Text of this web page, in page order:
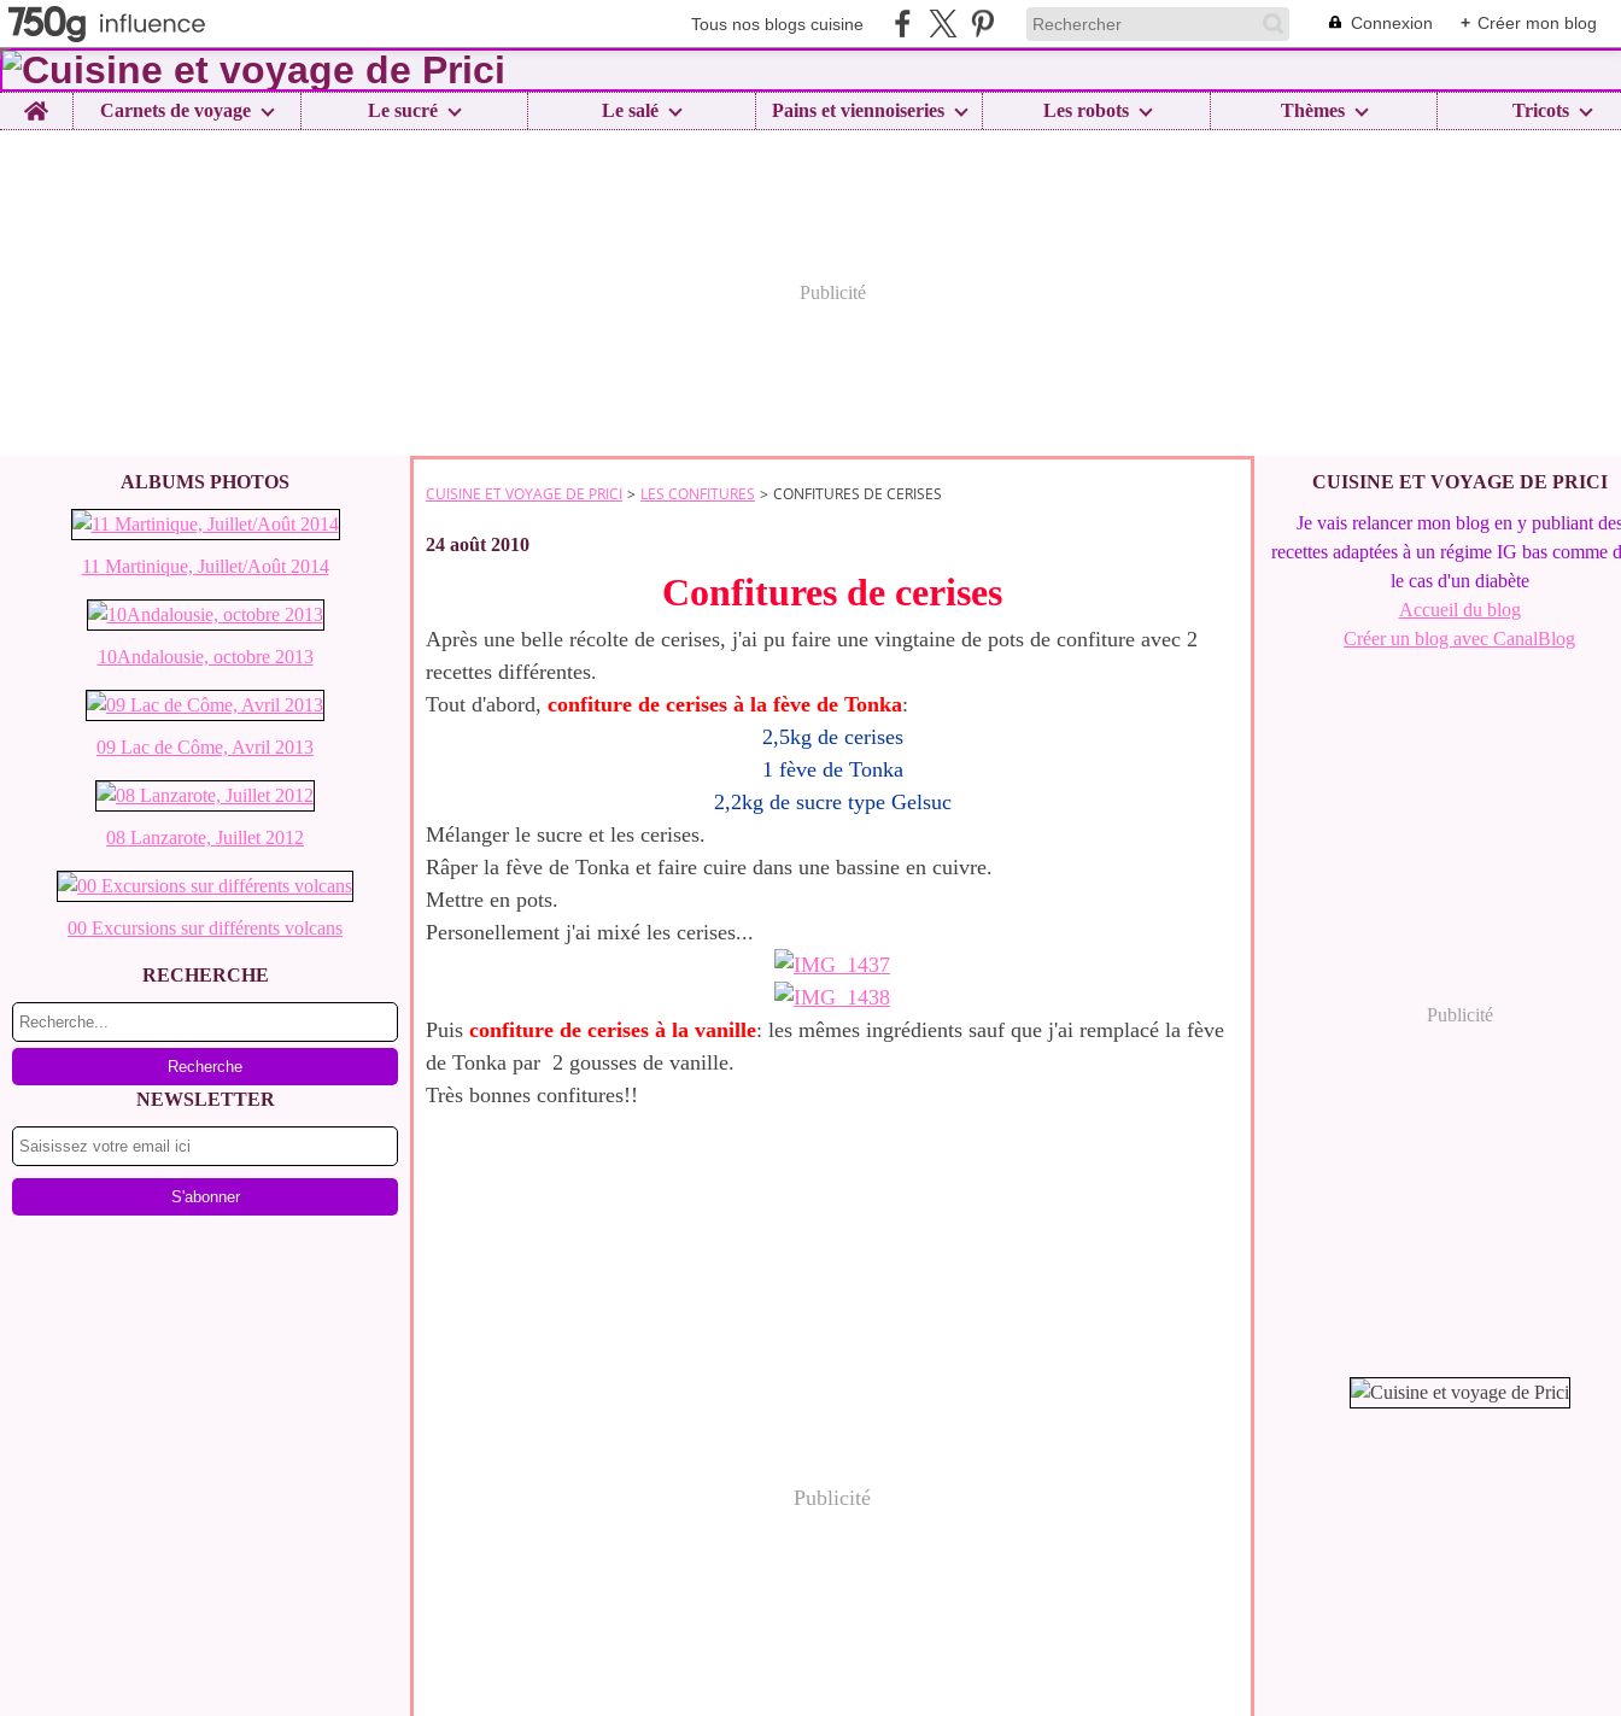
Tous nos blogs cuisine Connexion + Créer mon blog
Home Carnets de voyage Le sucré Le salé Pains et viennoiseries Les robots Thèmes Tricots
Publicité
ALBUMS PHOTOS
11 Martinique, Juillet/Août 2014
10Andalousie, octobre 2013
09 Lac de Côme, Avril 2013
08 Lanzarote, Juillet 2012
00 Excursions sur différents volcans
RECHERCHE
NEWSLETTER
CUISINE ET VOYAGE DE PRICI > LES CONFITURES > CONFITURES DE CERISES
24 août 2010
Confitures de cerises
Après une belle récolte de cerises, j'ai pu faire une vingtaine de pots de confiture avec 2
recettes différentes.
Tout d'abord, confiture de cerises à la fève de Tonka:
2,5kg de cerises
1 fève de Tonka
2,2kg de sucre type Gelsuc
Mélanger le sucre et les cerises.
Râper la fève de Tonka et faire cuire dans une bassine en cuivre.
Mettre en pots.
Personellement j'ai mixé les cerises...
Puis confiture de cerises à la vanille: les mêmes ingrédients sauf que j'ai remplacé la fève
de Tonka par 2 gousses de vanille.
Très bonnes confitures!!
Publicité
CUISINE ET VOYAGE DE PRICI
Je vais relancer mon blog en y publiant
recettes adaptées à un régime IG bas comme
le cas d'un diabète
Accueil du blog
Créer un blog avec CanalBlog
Publicité